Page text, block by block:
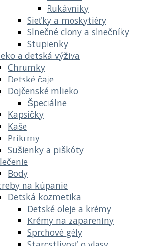
Rukávniky
Sieťky a moskytiéry
Slnečné clony a slnečníky
Stupienky
a detská výživa
Chrumky
Detské čaje
Dojčenské mlieko
Špeciálne
Kapsičky
Kaše
Príkrmy
Sušienky a piškóty
Body
na kúpanie
Detská kozmetika
Detské oleje a krémy
Krémy na zapareniny
Sprchové gély